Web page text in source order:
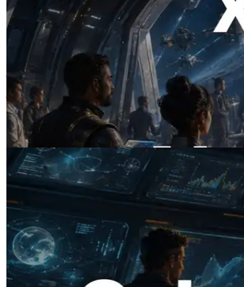
2026.07.04
ERPC ने x402 समर्थित Solana
किया — AI एजेंट अब जरूरत के
डिमांड भुगतान कर सकते हैं
यह लेख पढ़ें